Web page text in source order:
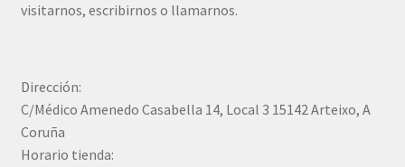
visitarnos, escribirnos o llamarnos.
Dirección:
C/Médico Amenedo Casabella 14, Local 3 15142 Arteixo, A
Coruña
Horario tienda: